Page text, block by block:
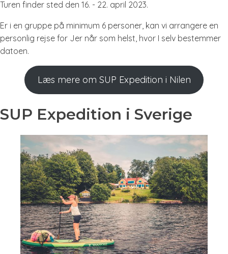
Turen finder sted den 16. - 22. april 2023.
Er i en gruppe på minimum 6 personer, kan vi arrangere en
personlig rejse for Jer når som helst, hvor I selv bestemmer
datoen.
Læs mere om SUP Expedition i Nilen
SUP Expedition i Sverige